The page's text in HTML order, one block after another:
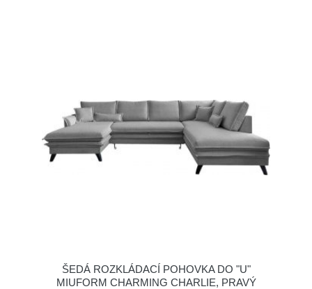
ŠEDÁ ROZKLÁDACÍ POHOVKA DO "U"
MIUFORM CHARMING CHARLIE, PRAVÝ